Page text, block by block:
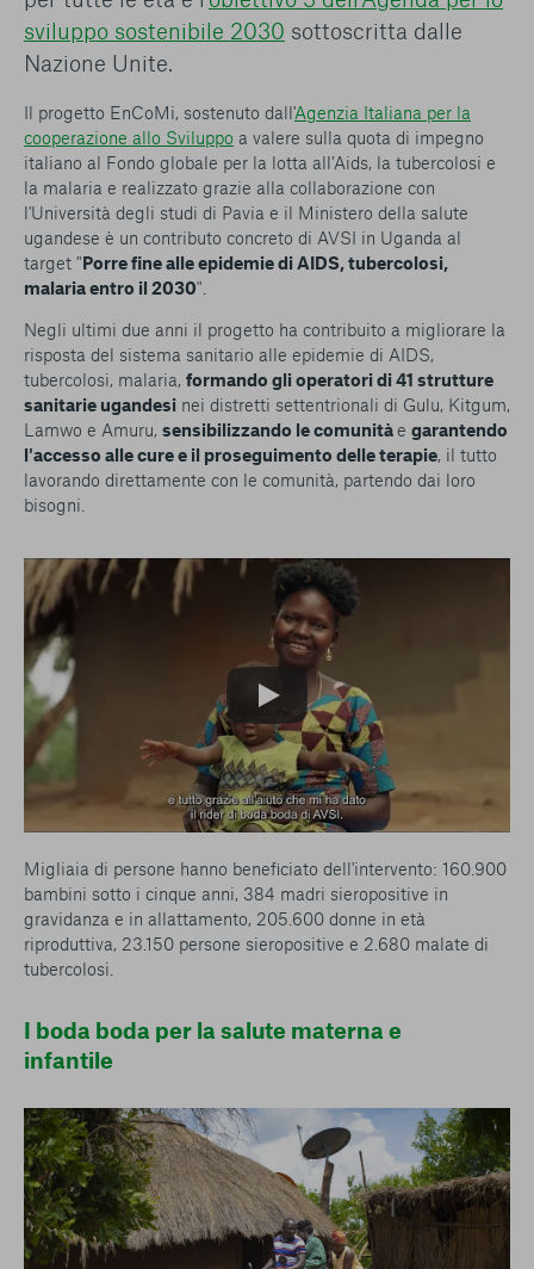
sviluppo sostenibile 2030 sottoscritta dalle
Nazione Unite.
Il progetto EnCoMi, sostenuto dall'Agenzia Italiana per la
cooperazione allo Sviluppo a valere sulla quota di impegno
italiano al Fondo globale per la lotta all’Aids, la tubercolosi e
la malaria e realizzato grazie alla collaborazione con
l'Università degli studi di Pavia e il Ministero della salute
ugandese è un contributo concreto di AVSI in Uganda al
target "Porre fine alle epidemie di AIDS, tubercolosi,
malaria entro il 2030".
Negli ultimi due anni il progetto ha contribuito a migliorare la
risposta del sistema sanitario alle epidemie di AIDS,
tubercolosi, malaria, formando gli operatori di 41 strutture
sanitarie ugandesi nei distretti settentrionali di Gulu, Kitgum,
Lamwo e Amuru, sensibilizzando le comunitàe garantendo
l'accesso alle cure e il proseguimento delle terapie, il tutto
lavorando direttamente con le comunità, partendo dai loro
bisogni.
Migliaia di persone hanno beneficiato dell'intervento: 160.900
bambini sotto i cinque anni, 384 madri sieropositive in
gravidanza e in allattamento, 205.600 donne in età
riproduttiva, 23.150 persone sieropositive e 2.680 malate di
tubercolosi.
I boda boda per la salute materna e
infantile